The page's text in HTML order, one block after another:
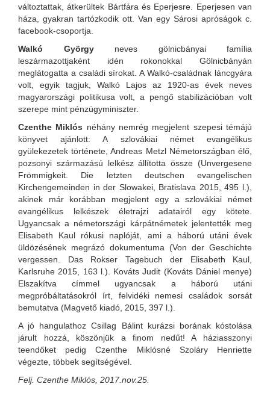
változtattak, átkerültek Bártfára és Eperjesre. Eperjesen van
háza, gyakran tartózkodik ott. Van egy Sárosi apróságok c.
facebook-csoportja.
Walkó Györgyneves gölnicbányai família
leszármazottjaként idén rokonokkal Gölnicbányán
meglátogatta a családi sírokat. A Walkó-családnak láncgyára
volt, egyik tagjuk, Walkó Lajos az 1920-as évek neves
magyarországi politikusa volt, a pengő stabilizációban volt
szerepe mint pénzügyminiszter.
Czenthe Miklós néhány nemrég megjelent szepesi témájú
könyvet ajánlott: A szlovákiai német evangélikus
gyülekezetek története, Andreas Metzl Németországban élő,
pozsonyi származású lelkész állította össze (Unvergesene
Frömmigkeit. Die letzten deutschen evangelischen
Kirchengemeinden in der Slowakei, Bratislava 2015, 495 l.),
akinek már korábban megjelent egy a szlovákiai német
evangélikus lelkészek életrajzi adatairól egy kötete.
Ugyancsak a németországi kárpátnémetek jelentették meg
Elisabeth Kaul rókusi naplóját, ami a háború utáni évek
üldözésének megrázó dokumentuma (Von der Geschichte
vergessen. Das Rokser Tagebuch der Elisabeth Kaul,
Karlsruhe 2015, 163 l.). Kováts Judit (Kováts Dániel menye)
Elszakítva címmel ugyancsak a háború utáni
megpróbáltatásokról írt, felvidéki nemesi családok sorsát
bemutatva (Magvető kiadó, 2015, 397 l.).
A jó hangulathoz Csillag Bálint kurázsi borának kóstolása
járult hozzá, köszönjük a finom nedűt! A háziasszonyi
teendőket pedig Czenthe Miklósné Szoláry Henriette
végezte, többek segítségével.
Felj. Czenthe Miklós, 2017.nov.25.